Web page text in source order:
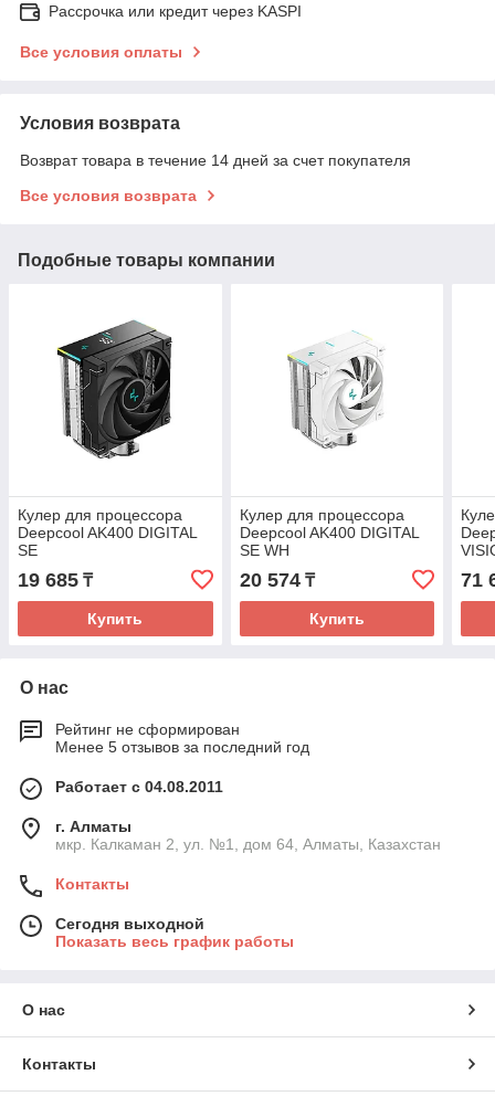
Рассрочка или кредит через KASPI
Все условия оплаты
Условия возврата
Возврат товара в течение 14 дней за счет покупателя
Все условия возврата
Подобные товары компании
Кулер для процессора
Deepcool AK400 DIGITAL
SE
19 685 ₸
Купить
Кулер для процессора
Deepcool AK400 DIGITAL
SE WH
20 574₸
Купить
71
О нас
Рейтинг не сформирован
Менее 5 отзывов за последний год
Работает с 04.08.2011
г. Алматы
мкр. Калкаман 2, ул. №1, дом 64, Алматы, Казахстан
Контакты
Сегодня выходной
Показать весь график работы
О нас
Контакты